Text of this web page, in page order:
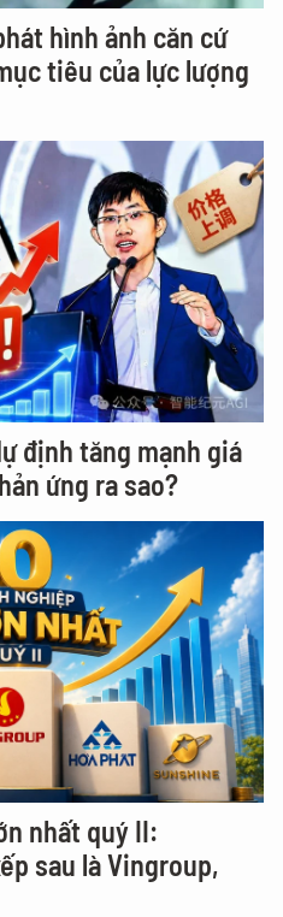
hình ảnh căn cứ
tiêu của lực lượng
định tăng mạnh giá
ứng ra sao?
nhất quý II:
sau là Vingroup,